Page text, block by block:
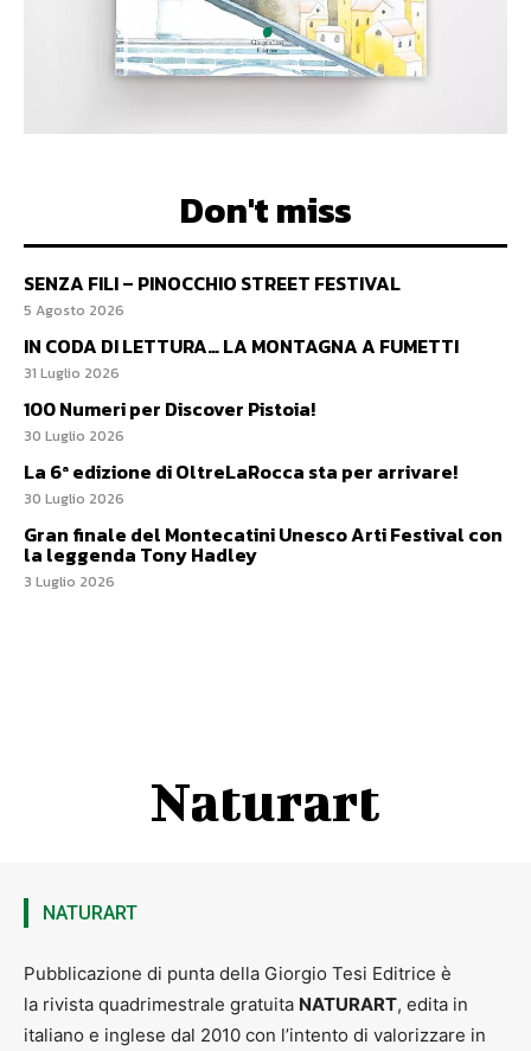
Don't miss
SENZA FILI – PINOCCHIO STREET FESTIVAL
5 Agosto 2026
IN CODA DI LETTURA… LA MONTAGNA A FUMETTI
31 Luglio 2026
100 Numeri per Discover Pistoia!
30 Luglio 2026
La 6ª edizione di OltreLaRocca sta per arrivare!
30 Luglio 2026
Gran finale del Montecatini Unesco Arti Festival con
la leggenda Tony Hadley
3 Luglio 2026
Naturart
NATURART
Pubblicazione di punta della Giorgio Tesi Editrice è
la rivista quadrimestrale gratuita NATURART, edita in
italiano e inglese dal 2010 con l’intento di valorizzare in